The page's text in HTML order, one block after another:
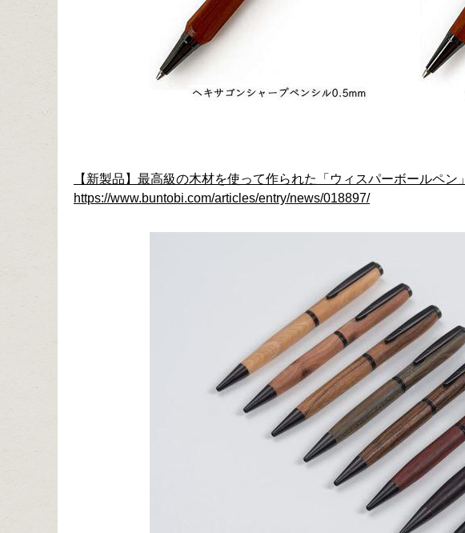
【新製品】最高級の木材を使って作られた「ウィスパーボールペン」
https://www.buntobi.com/articles/entry/news/018897/